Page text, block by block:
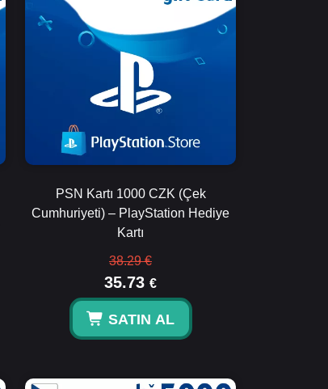
PSN Kartı 1000 CZK (Çek
Cumhuriyeti) – PlayStation Hediye
Kartı
38.29 €
35.73 €
SATIN AL